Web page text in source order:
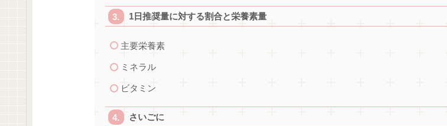
1日推奨量に対する割合と栄養素量
主要栄養素
ミネラル
ビタミン
さいごに